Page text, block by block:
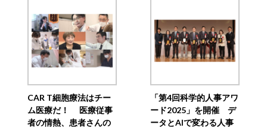
CAR T細胞療法はチー
ム医療だ！ 医療従事
者の情熱、患者さんの
「第4回科学的人事アワ
ード2025」を開催 デ
ータとAIで変わる人事